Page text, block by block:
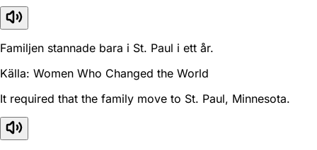
Familjen stannade bara i St. Paul i ett år.
Källa: Women Who Changed the World
It required that the family move to St. Paul, Minnesota.